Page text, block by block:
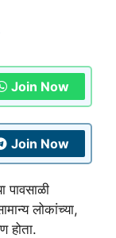
Join Now
Join Now
लोकांच्या,
होता.